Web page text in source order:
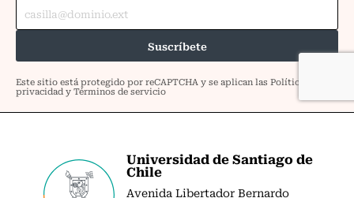
Universidad de Santiago de
Chile
Avenida Libertador Bernardo